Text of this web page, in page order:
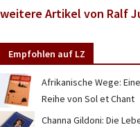
weitere Artikel von Ralf
Empfohlen auf LZ
Afrikanische Wege:
Reihe von Sol et Chant
Channa Gildoni: Die